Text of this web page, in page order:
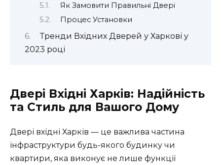
Як Замовити Правильні Двері
Процес Установки
Тренди Вхідних Дверей у Харкові у
2023 році
Двері Вхідні Харків: Надійність
та Стиль для Вашого Дому
Двері вхідні Харків — це важлива частина
інфраструктури будь-якого будинку чи
квартири, яка виконує не лише функції